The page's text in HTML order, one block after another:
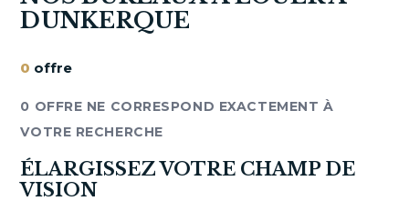
DUNKERQUE
0 offre
0 OFFRE NE CORRESPOND EXACTEMENT À
VOTRE RECHERCHE
ÉLARGISSEZ VOTRE CHAMP DE
VISION